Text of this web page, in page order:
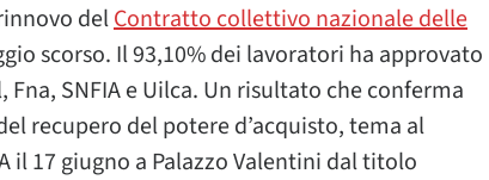
delContratto collettivo nazionale delle
scorso. Il 93,10% dei lavoratori ha approvato
Fna, SNFIA e Uilca. Un risultato che conferma
recupero del potere d’acquisto, tema al
il 17 giugno a Palazzo Valentini dal titolo